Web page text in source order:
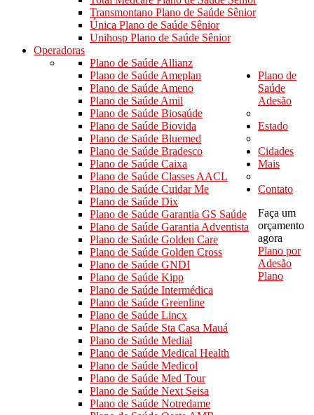
Transmontano Plano de Saúde Sênior
Única Plano de Saúde Sênior
Unihosp Plano de Saúde Sênior
Operadoras
Plano de Saúde Allianz
Plano de Saúde Ameplan
Plano de Saúde Ameno
Plano de Saúde Amil
Plano de Saúde Biosaúde
Plano de Saúde Biovida
Plano de Saúde Bluemed
Plano de Saúde Bradesco
Plano de Saúde Caixa
Plano de Saúde Classes AACL
Plano de Saúde Cuidar Me
Plano de Saúde Dix
Plano de Saúde Garantia GS Saúde
Plano de Saúde Garantia Adventista
Plano de Saúde Golden Care
Plano de Saúde Golden Cross
Plano de Saúde GNDI
Plano de Saúde Kipp
Plano de Saúde Intermédica
Plano de Saúde Greenline
Plano de Saúde Lincx
Plano de Saúde Sta Casa Mauá
Plano de Saúde Medial
Plano de Saúde Medical Health
Plano de Saúde Medicol
Plano de Saúde Med Tour
Plano de Saúde Next Seisa
Plano de Saúde Notredame
Plano de
Saúde
Adesão
Estado
Cidades
Mais
Contato
Faça um
orçamento
agora
Plano por
Adesão
Plano